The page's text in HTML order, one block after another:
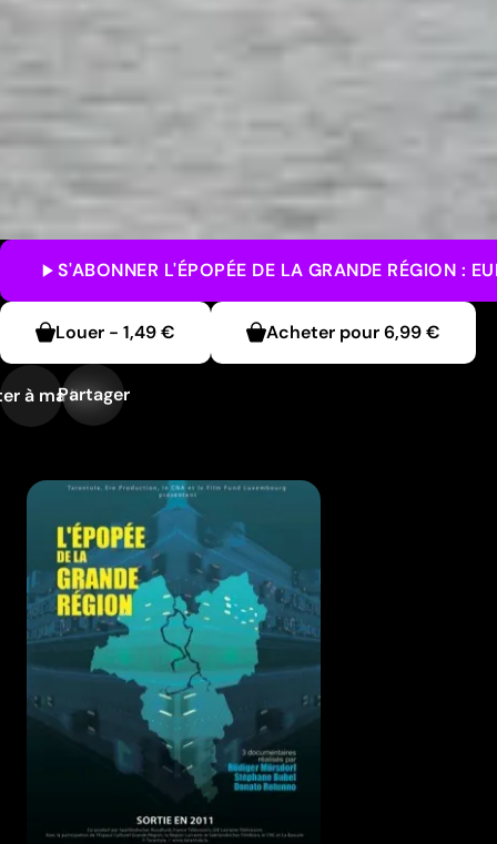
S'ABONNER L'ÉPOPÉE DE LA GRANDE RÉGION :
Louer - 1,49 € Acheter pour6,99 €
à ma liste
Partager